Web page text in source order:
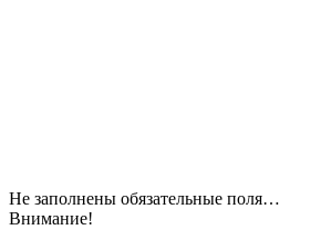
Не заполнены обязательные поля…
Внимание!